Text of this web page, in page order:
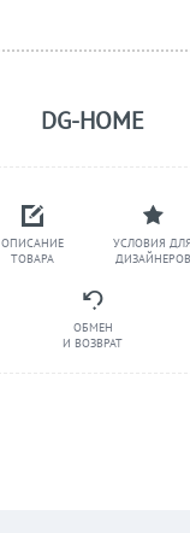
ОПИСАНИЕ
ТОВАРА
УСЛОВИЯ ДЛЯ
ДИЗАЙНЕРОВ
ОБМЕН
И ВОЗВРАТ
DG-HOME